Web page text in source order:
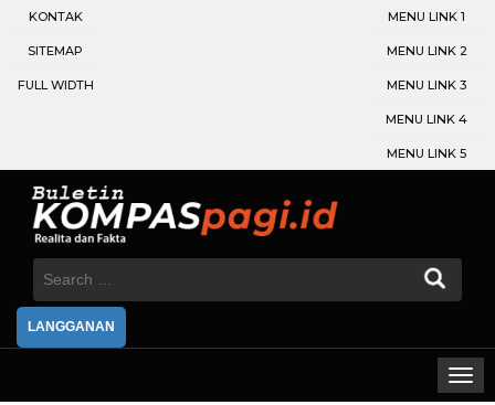
KONTAK
SITEMAP
FULL WIDTH
MENU LINK 1
MENU LINK 2
MENU LINK 3
MENU LINK 4
MENU LINK 5
Search
LANGGANAN